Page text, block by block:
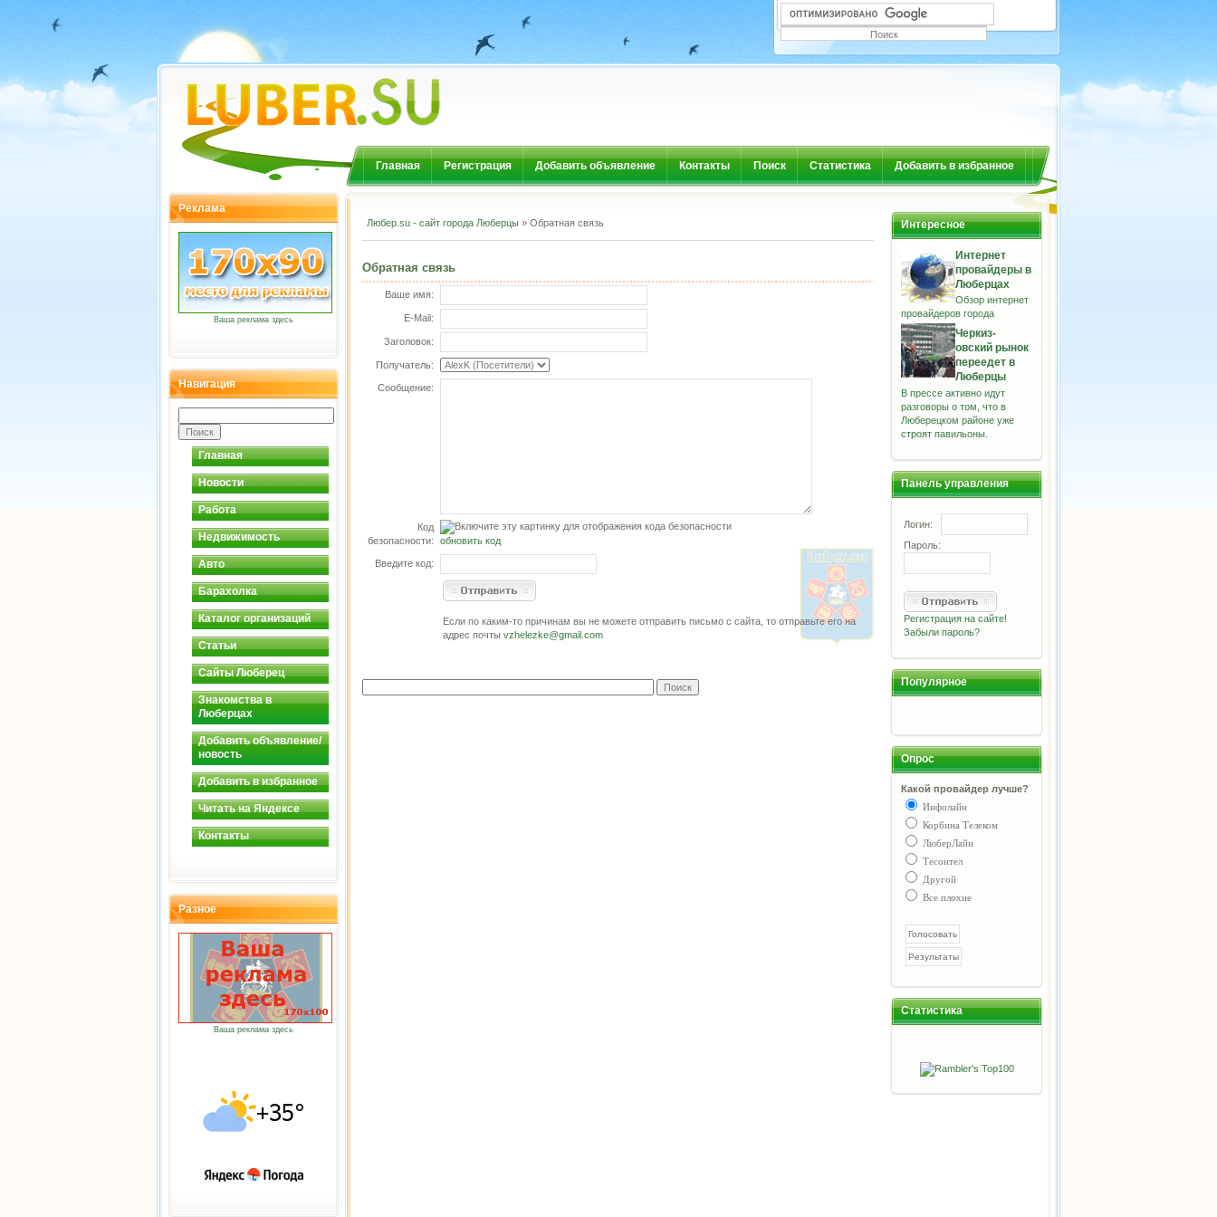
Главная Регистрация Добавить объявление Контакты Поиск Статистика Добавить в избранное
Реклама
Ваша реклама здесь
Навигация
Главная
Новости
Работа
Недвижимость
Авто
Барахолка
Каталог организаций
Статьи
Сайты Люберец
Знакомства в
Люберцах
Добавить объявление/
новость
Добавить в избранное
Читать на Яндексе
Контакты
Разное
Ваша реклама здесь
Любер.su - сайт города Люберцы » Обратная связь
Обратная связь
Ваше имя:
E-Mail:
Заголовок:
Получатель:
Сообщение:
Код
безопасности:
обновить код
Введите код:
Если по каким-то причинам вы не можете отправить письмо с сайта, то отправьте его на
адрес почты vzhelezke@gmail.com
Интересное
Интернет
провайдеры в
Люберцах
Обзор интернет
провайдеров города
Черкиз-
овский рынок
переедет в
Люберцы
В прессе активно идут
разговоры о том, что в
Люберецком районе уже
строят павильоны.
Панель управления
Логин:
Пароль:
Регистрация на сайте!
Забыли пароль?
Популярное
Опрос
Какой провайдер лучше?
Инфолайн
Корбина Телеком
ЛюберЛайн
Тесонтел
Другой
Все плохие
Статистика